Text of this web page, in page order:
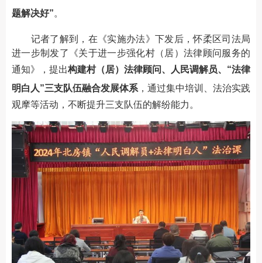
题解决好”。
记者了解到，在《实施办法》下发后，怀柔区司法局
进一步制发了《关于进一步强化村（居）法律顾问服务的
通知》，提出构建村（居）法律顾问、人民调解员、“法律
明白人”三支队伍融合发展体系 ，通过集中培训、法治实践
观摩等活动，不断提升三支队伍的解纷能力。